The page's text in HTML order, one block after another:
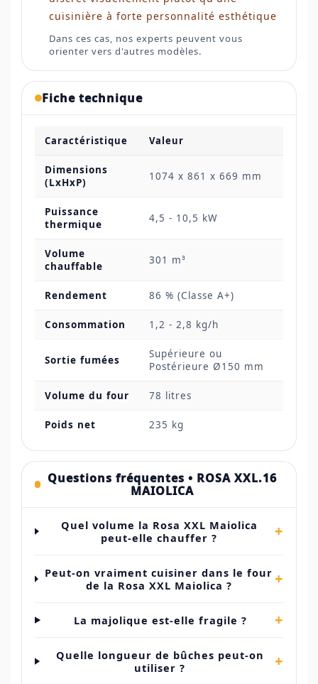
cuisinière à forte personnalité esthétique
Dans ces cas, nos experts peuvent vous
orienter vers d'autres modèles.
Fiche technique
Caractéristique Valeur
Dimensions
(LxHxP)
1074 x 861 x 669 mm
Puissance
thermique
4,5 - 10,5 kW
Volume
chauffable
301 m³
Rendement 86 % (Classe A+)
Consommation 1,2 - 2,8 kg/h
Sortie fumées
Supérieure ou
Postérieure Ø150 mm
Volume du four 78 litres
Poids net 235 kg
Questions fréquentes • ROSA XXL.16
MAIOLICA
Quel volume la Rosa XXL Maiolica
peut-elle chauffer ?
+
Peut-on vraiment cuisiner dans le four
de la Rosa XXL Maiolica ?
+
La majolique est-elle fragile ? +
Quelle longueur de bûches peut-on
utiliser ?
+